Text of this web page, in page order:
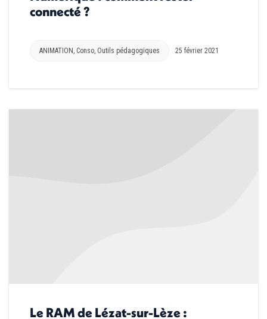
connecté ?
ANIMATION , Conso, Outils pédagogiques 25 février 2021
Le RAM de Lézat-sur-Lèze :